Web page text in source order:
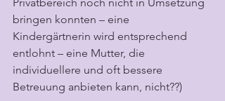
bringen konnten – eine
Kindergärtnerin wird entsprechend
entlohnt – eine Mutter, die
individuellere und oft bessere
Betreuung anbieten kann, nicht??)